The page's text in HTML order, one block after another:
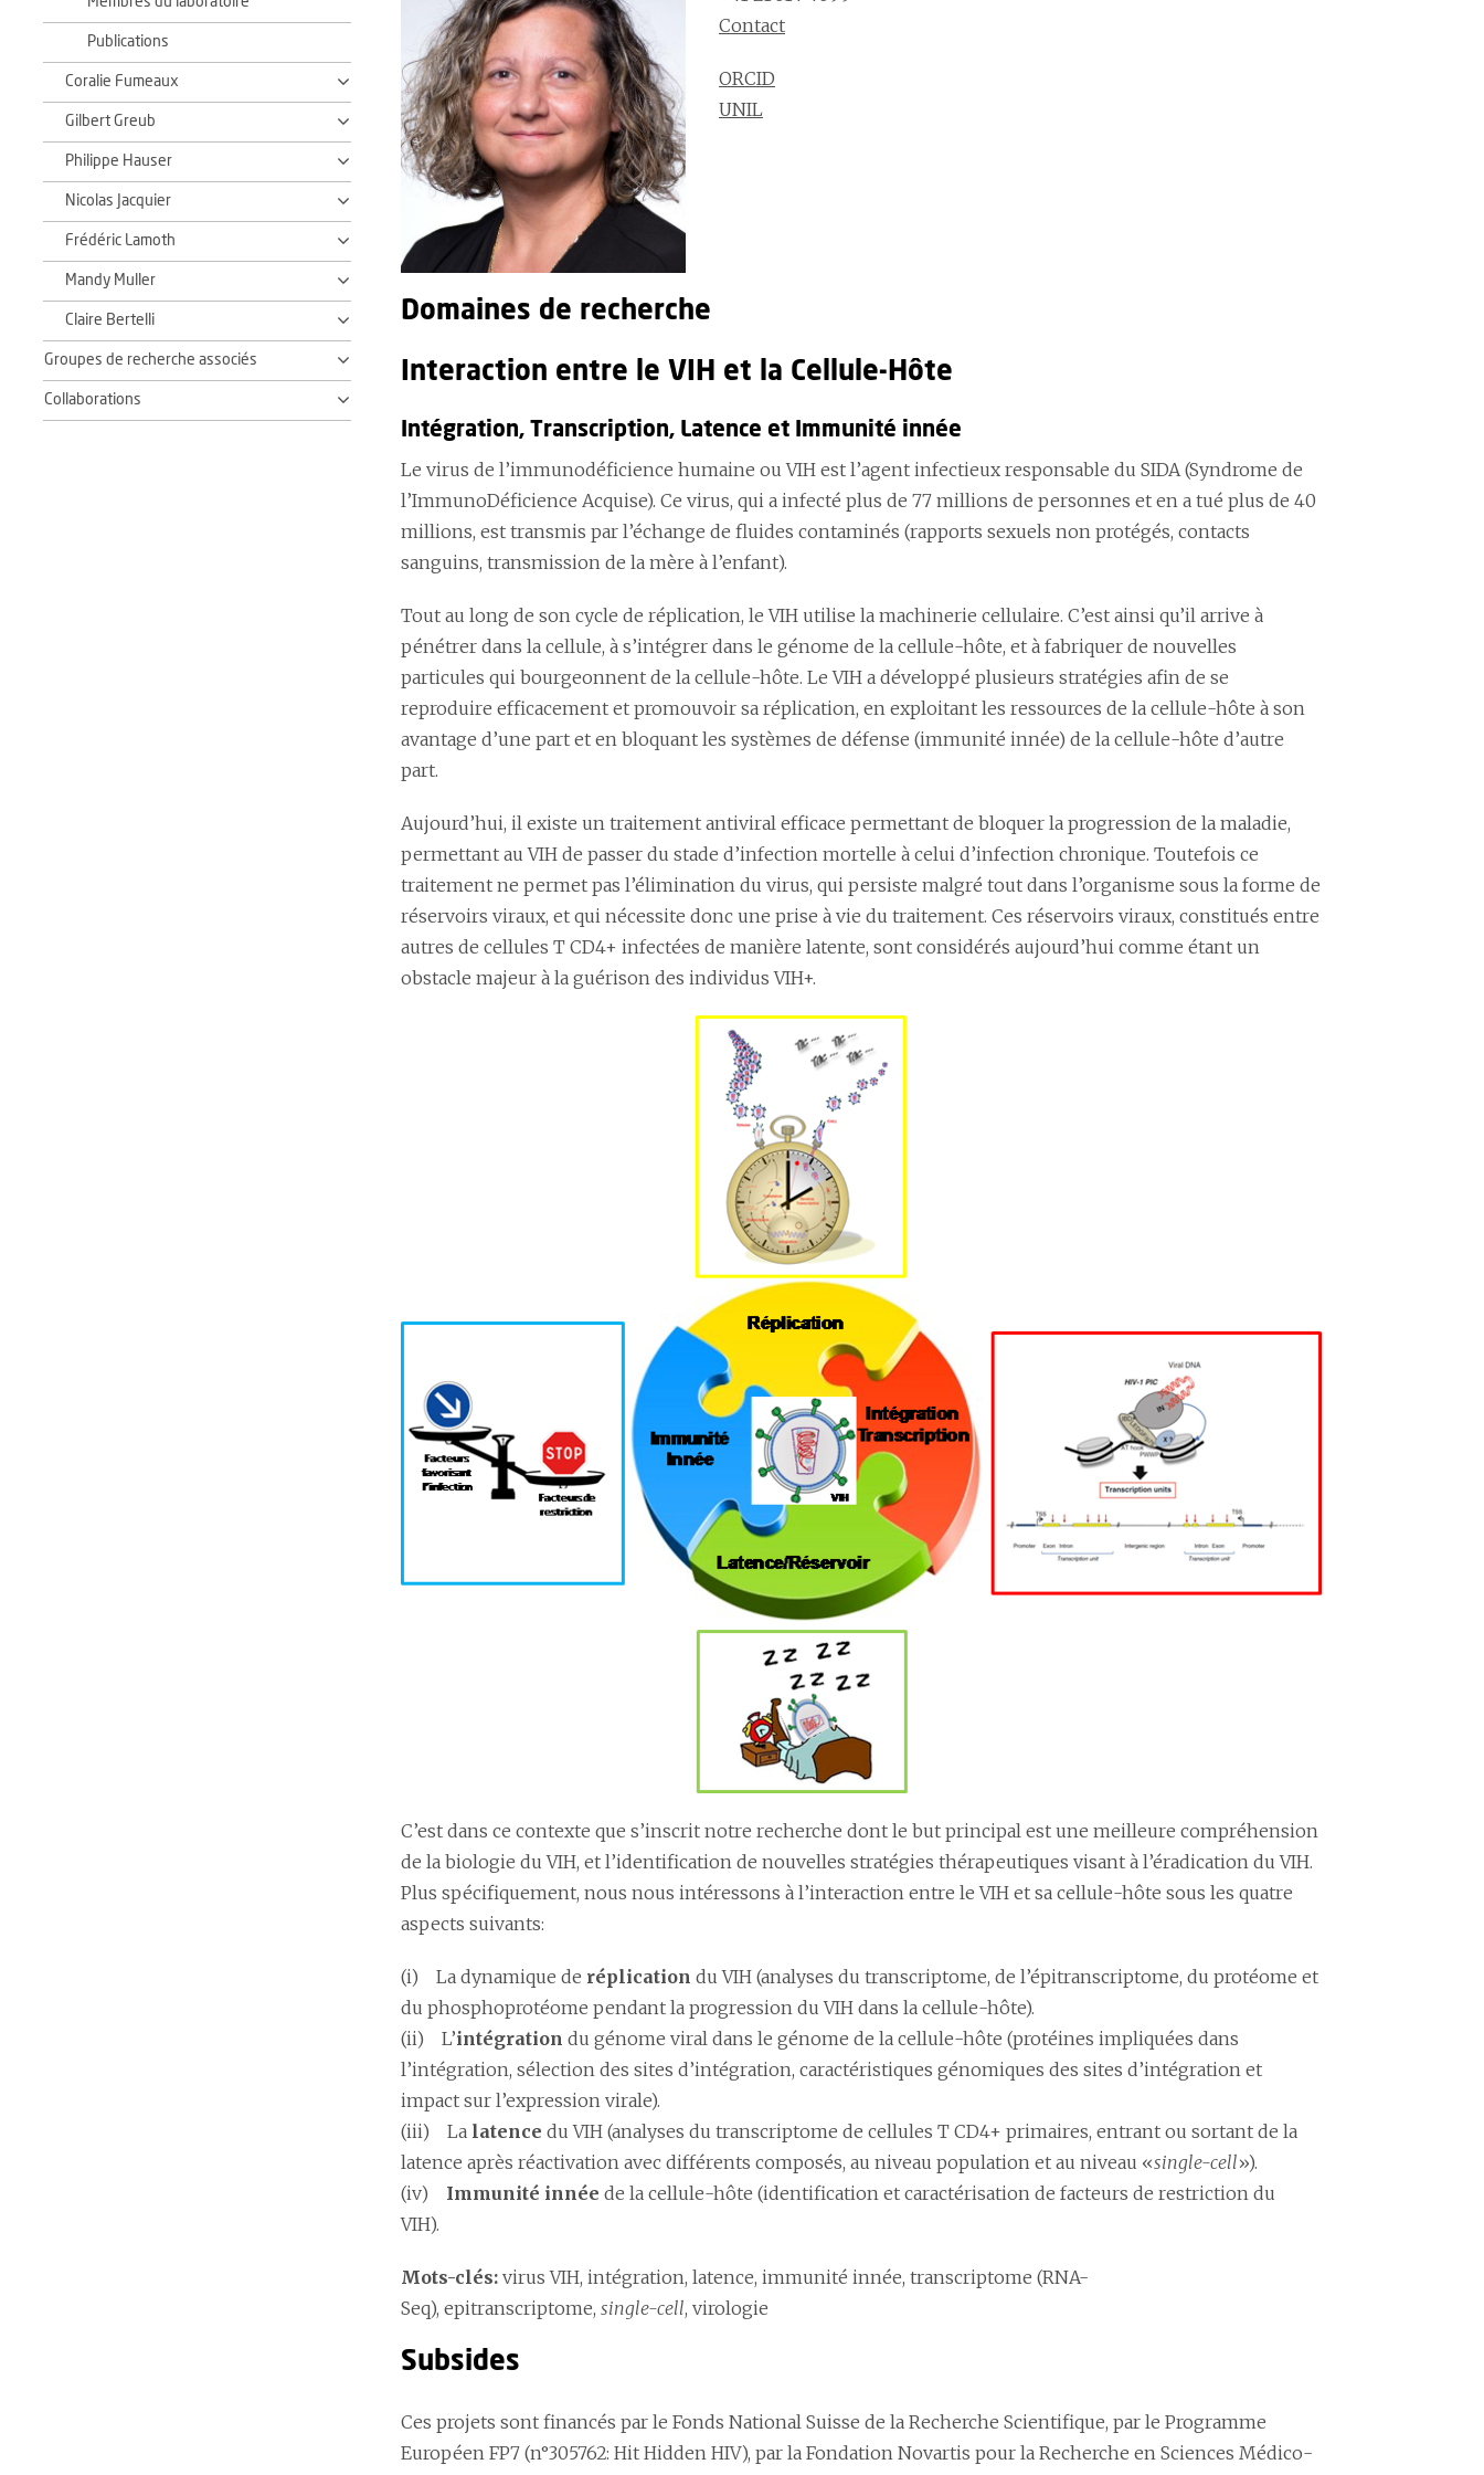
Publications
Coralie Fumeaux
Gilbert Greub
Philippe Hauser
Nicolas Jacquier
Frédéric Lamoth
Mandy Muller
Claire Bertelli
Groupes de recherche associés
Collaborations
Contact
ORCID
UNIL
Domaines de recherche
Interaction entre le VIH et la Cellule-Hôte
Intégration, Transcription, Latence et Immunité innée
Le virus de l’immunodéficience humaine ou VIH est l’agent infectieux responsable du SIDA (Syndrome de
l’ImmunoDéficience Acquise). Ce virus, qui a infecté plus de 77 millions de personnes et en a tué plus de 40
millions, est transmis par l’échange de fluides contaminés (rapports sexuels non protégés, contacts
sanguins, transmission de la mère à l’enfant).
Tout au long de son cycle de réplication, le VIH utilise la machinerie cellulaire. C’est ainsi qu’il arrive à
pénétrer dans la cellule, à s’intégrer dans le génome de la cellule-hôte, et à fabriquer de nouvelles
particules qui bourgeonnent de la cellule-hôte. Le VIH a développé plusieurs stratégies afin de se
reproduire efficacement et promouvoir sa réplication, en exploitant les ressources de la cellule-hôte à son
avantage d’une part et en bloquant les systèmes de défense (immunité innée) de la cellule-hôte d’autre
part.
Aujourd’hui, il existe un traitement antiviral efficace permettant de bloquer la progression de la maladie,
permettant au VIH de passer du stade d’infection mortelle à celui d’infection chronique. Toutefois ce
traitement ne permet pas l’élimination du virus, qui persiste malgré tout dans l’organisme sous la forme de
réservoirs viraux, et qui nécessite donc une prise à vie du traitement. Ces réservoirs viraux, constitués entre
autres de cellules T CD4+ infectées de manière latente, sont considérés aujourd’hui comme étant un
obstacle majeur à la guérison des individus VIH+.
C’est dans ce contexte que s’inscrit notre recherche dont le but principal est une meilleure compréhension
de la biologie du VIH, et l’identification de nouvelles stratégies thérapeutiques visant à l’éradication du VIH.
Plus spécifiquement, nous nous intéressons à l’interaction entre le VIH et sa cellule-hôte sous les quatre
aspects suivants:
(i) La dynamique de réplication du VIH (analyses du transcriptome, de l’épitranscriptome, du protéome et
du phosphoprotéome pendant la progression du VIH dans la cellule-hôte).
(ii) L’intégration du génome viral dans le génome de la cellule-hôte (protéines impliquées dans
l’intégration, sélection des sites d’intégration, caractéristiques génomiques des sites d’intégration et
impact sur l’expression virale).
(iii) La latence du VIH (analyses du transcriptome de cellules T CD4+ primaires, entrant ou sortant de la
latence après réactivation avec différents composés, au niveau population et au niveau «single-cell»).
(iv) Immunité innée de la cellule-hôte (identification et caractérisation de facteurs de restriction du
VIH).
Mots-clés: virus VIH, intégration, latence, immunité innée, transcriptome (RNA-
Seq), epitranscriptome, single-cell, virologie
Subsides
Ces projets sont financés par le Fonds National Suisse de la Recherche Scientifique, par le Programme
Européen FP7 (n°305762: Hit Hidden HIV), par la Fondation Novartis pour la Recherche en Sciences Médico-